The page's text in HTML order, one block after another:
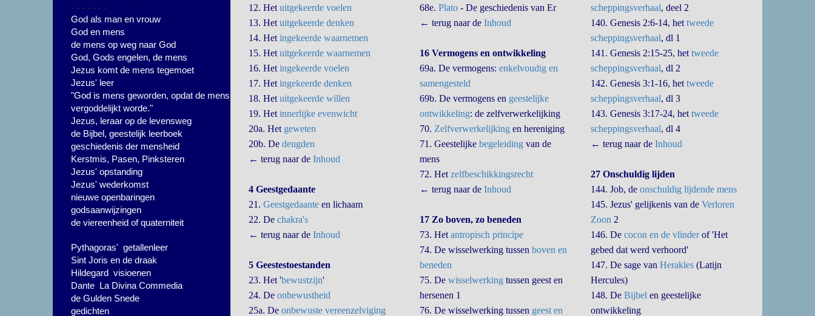
- - - - - - -
God als man en vrouw
God en mens
de mens op weg naar God
God, Gods engelen, de mens
Jezus komt de mens tegemoet
Jezus' leer
"God is mens geworden, opdat de mens
vergoddelijkt worde."
Jezus, leraar op de levensweg
de Bijbel, geestelijk leerboek
geschiedenis der mensheid
Kerstmis, Pasen, Pinksteren
Jezus' opstanding
Jezus' wederkomst
nieuwe openbaringen
godsaanwijzingen
de viereenheid of quaterniteit
Pythagoras' getallenleer
Sint Joris en de draak
Hildegard visioenen
Dante La Divina Commedia
de Gulden Snede
gedichten
12. Het uitgekeerde voelen
13. Het uitgekeerde denken
14. Het ingekeerde waarnemen
15. Het uitgekeerde waarnemen
16. Het ingekeerde voelen
17. Het ingekeerde denken
18. Het uitgekeerde willen
19. Het innerlijke evenwicht
20a. Het geweten
20b. De deugden
← terug naar de Inhoud
4 Geestgedaante
21. Geestgedaanteen lichaam
22. De chakra's
← terug naar de Inhoud
5 Geestestoestanden
23. Het 'bewustzijn'
24. De onbewustheid
25a. De onbewuste vereenzelviging
68e. Plato- De geschiedenis van Er
← terug naar de Inhoud
16 Vermogens en ontwikkeling
69a. De vermogens: enkelvoudig en
samengesteld
69b. De vermogens en geestelijke
ontwikkeling: de zelfverwerkelijking
70. Zelfverwerkelijkingen hereniging
71. Geestelijke begeleidingvan de
mens
72. Het zelfbeschikkingsrecht
← terug naar de Inhoud
17 Zo boven, zo beneden
73. Het antropisch principe
74. De wisselwerking tussen boven en
beneden
75. De wisselwerkingtussen geest en
hersenen 1
76. De wisselwerking tussen geest en
scheppingsverhaal, deel 2
140. Genesis 2:6-14, hettweede
scheppingsverhaal, dl 1
141. Genesis 2:15-25, hettweede
scheppingsverhaal, dl 2
142. Genesis 3:1-16, hettweede
scheppingsverhaal, dl 3
143. Genesis 3:17-24, hettweede
scheppingsverhaal, dl 4
← terug naar deInhoud
27 Onschuldig lijden
144. Job, deonschuldig lijdende mens
145. Jezus' gelijkenis van deVerloren
Zoon 2
146. Decocon en de vlinderof 'Het
gebed dat werd verhoord'
147. De sage vanHerakles (Latijn
Hercules)
148. DeBijbel en geestelijke
ontwikkeling